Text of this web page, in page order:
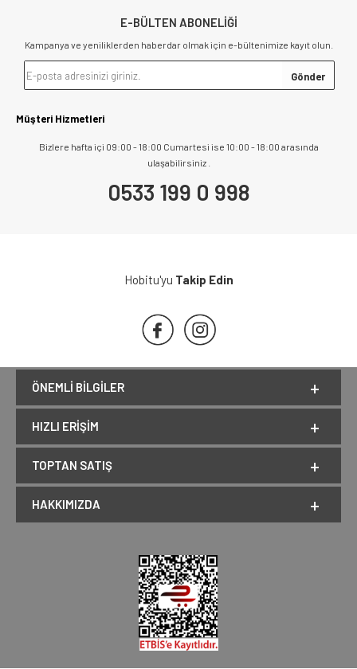
E-BÜLTEN ABONELİĞİ
Kampanya ve yeniliklerden haberdar olmak için e-bültenimize kayıt olun.
Müşteri Hizmetleri
Bizlere hafta içi 09:00 - 18:00 Cumartesi ise 10:00 - 18:00 arasında
ulaşabilirsiniz .
0533 199 0 998
Hobitu'yu Takip Edin
ÖNEMLI BILGILER
HIZLI ERIŞIM
TOPTAN SATIŞ
HAKKIMIZDA